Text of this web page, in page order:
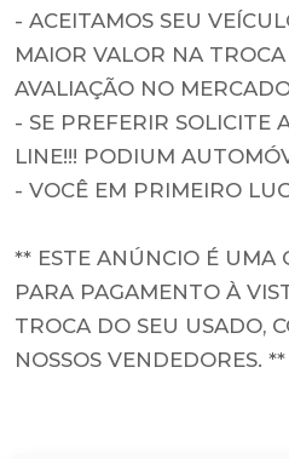
- ACEITAMOS SEU
MAIOR VALOR NA
AVALIAÇÃO NO
- SE PREFERIR SOLICITE
LINE!!! PODIUM
- VOCÊ EM PRIMEIRO
** ESTE ANÚNCIO É UMA
PARA PAGAMENTO À
TROCA DO SEU USADO,
NOSSOS VENDEDORES. **